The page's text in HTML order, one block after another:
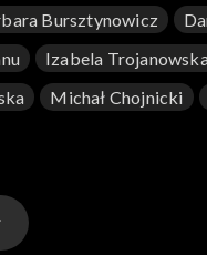
Bursztynowicz
Izabela
Michał Chojnicki